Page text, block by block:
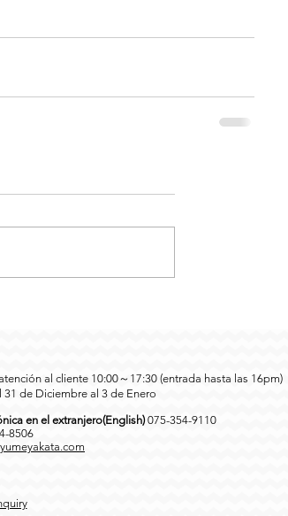
al cliente 10:00～17:30 (entrada hasta las 16pm)
31 de Diciembre al 3 de Enero
en el extranjero(English)075-354-9110
8506